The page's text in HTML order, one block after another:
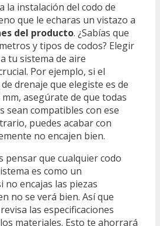
la instalación del codo de
que le echaras un vistazo a
del producto. ¿Sabías que
y tipos de codos? Elegir
tu sistema de aire
Por ejemplo, si el
drenaje que elegiste es de
asegúrate de que todas
sean compatibles con ese
puedes acabar con
no encajen bien.
pensar que cualquier codo
es como un
no encajas las piezas
no se verá bien. Así que
las especificaciones
materiales. Esto te ahorrará